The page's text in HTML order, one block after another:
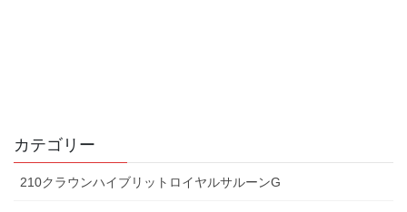
カテゴリー
210クラウンハイブリットロイヤルサルーンG